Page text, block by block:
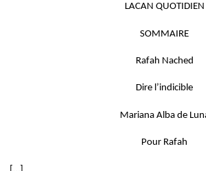
LACAN QUOTIDIEN
SOMMAIRE
Rafah Nached
Dire l’indicible
Mariana Alba de
Pour Rafah